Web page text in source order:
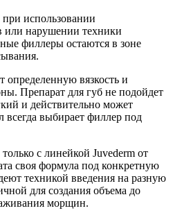
использовании
или нарушении техники
филлеры остаются в зоне
определенную вязкость и
Препарат для губ не подойдет
и действительно может
всегда выбирает филлер под
с линейкой Juvederm от
своя формула под конкретную
техникой введения на разную
для создания объема до
морщин.